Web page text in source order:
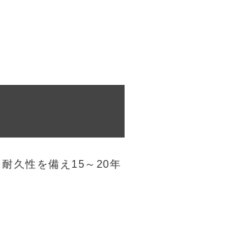
久性を備え15～20年